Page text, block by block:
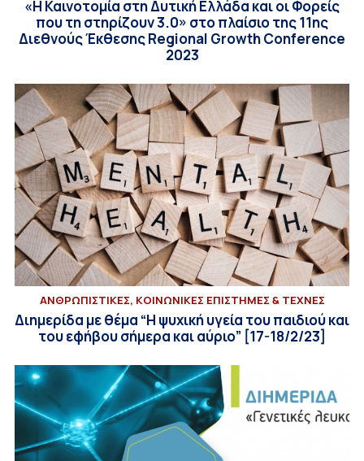
«Η Καινοτομία στη Δυτική Ελλάδα και οι Φορείς
που τη στηρίζουν 3.0» στο πλαίσιο της 11ης
Διεθνούς Έκθεσης Regional Growth Conference
2023
ΑΝΘΡΩΠΙΣΤΙΚΕΣ, ΚΟΙΝΩΝΙΚΕΣ ΕΠΙΣΤΗΜΕΣ & ΤΕΧΝΕΣ
Διημερίδα με θέμα “Η ψυχική υγεία του παιδιού και
του εφήβου σήμερα και αύριο” [17-18/2/23]